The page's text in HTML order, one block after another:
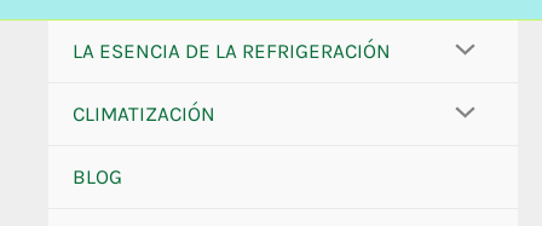
LA ESENCIA DE LA REFRIGERACIÓN
CLIMATIZACIÓN
BLOG